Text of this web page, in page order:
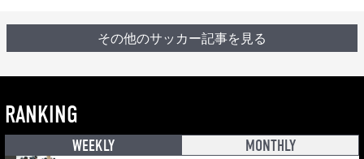
その他のサッカー記事を見る
RANKING
WEEKLY MONTHLY